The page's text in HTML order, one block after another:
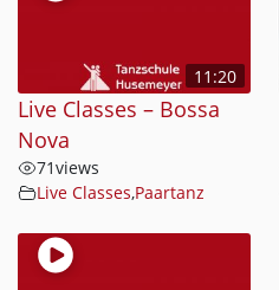
11:20
Live Classes – Bossa
Nova
71views
Live Classes,Paartanz